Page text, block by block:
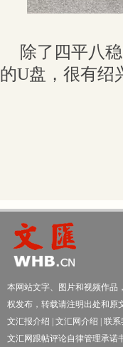
除了四平八
的U盘，很有绍
本网站文字、图片和视频作品
权发布，转载请注明出处和原
文汇报介绍
文汇网介绍
联系
文汇网跟帖评论自律管理承诺